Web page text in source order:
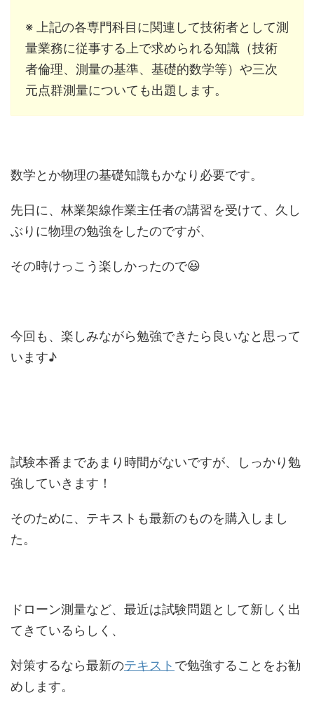
※ 上記の各専門科目に関連して技術者として測
量業務に従事する上で求められる知識（技術
者倫理、測量の基準、基礎的数学等）や三次
元点群測量についても出題します。
数学とか物理の基礎知識もかなり必要です。
先日に、林業架線作業主任者の講習を受けて、久し
ぶりに物理の勉強をしたのですが、
その時けっこう楽しかったので😃
今回も、楽しみながら勉強できたら良いなと思って
います♪
試験本番まであまり時間がないですが、しっかり勉
強していきます！
そのために、テキストも最新のものを購入しまし
た。
ドローン測量など、最近は試験問題として新しく出
てきているらしく、
対策するなら最新のテキスト で勉強することをお勧
めします。